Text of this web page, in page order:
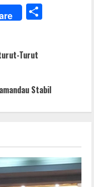
Turut
Stabil